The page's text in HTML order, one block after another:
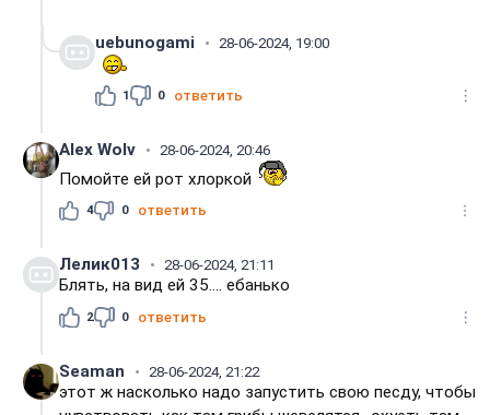
uebunogami 28-06-2024, 19:00
1 0 ответить
Alex Wolv 28-06-2024, 20:46
Помойте ей рот хлоркой
4 0 ответить
Лелик013 28-06-2024, 21:11
Блять, на вид ей 35.... ебанько
2 0 ответить
Seaman 28-06-2024, 21:22
этот ж насколько надо запустить свою песду, чтобы